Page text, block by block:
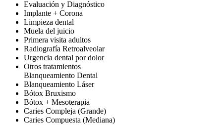
Evaluación y Diagnóstico
Implante + Corona
Limpieza dental
Muela del juicio
Primera visita adultos
Radiografía Retroalveolar
Urgencia dental por dolor
Otros tratamientos
Blanqueamiento Dental
Blanqueamiento Láser
Bótox Bruxismo
Bótox + Mesoterapia
Caries Compleja (Grande)
Caries Compuesta (Mediana)